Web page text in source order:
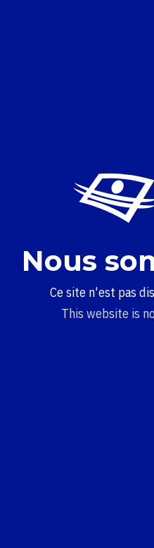
Nous
Ce site n'est pas
This website is